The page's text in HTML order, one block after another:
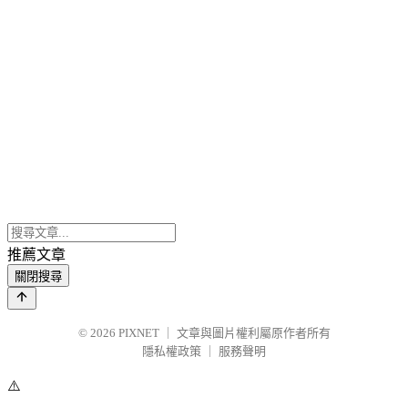
推薦文章
關閉搜尋
© 2026 PIXNET
文章與圖片權利屬原作者所有
隱私權政策
服務聲明
⚠️